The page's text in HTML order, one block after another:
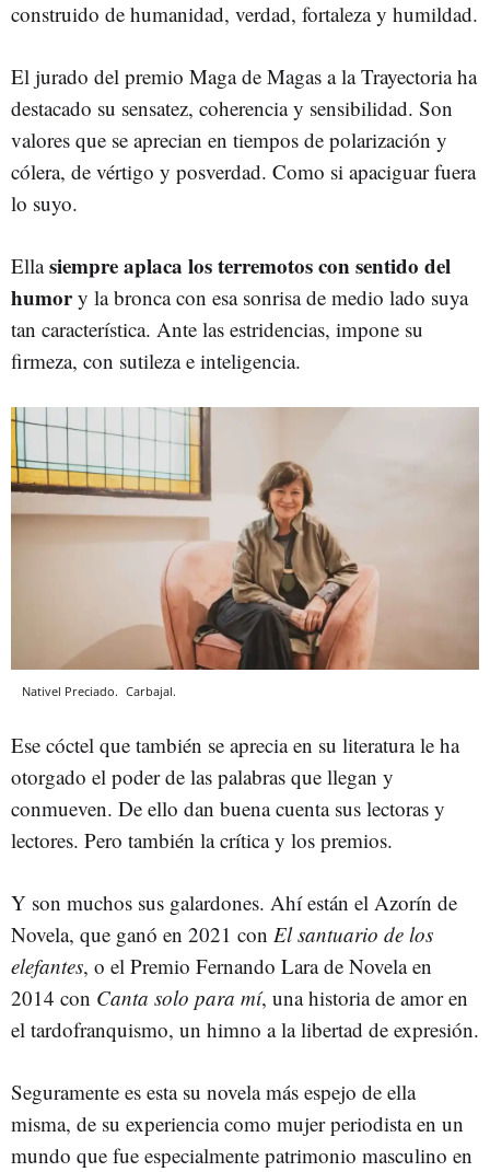
construido de humanidad, verdad, fortaleza y humildad.
El jurado del premio Maga de Magas a la Trayectoria ha
destacado su sensatez, coherencia y sensibilidad. Son
valores que se aprecian en tiempos de polarización y
cólera, de vértigo y posverdad. Como si apaciguar fuera
lo suyo.
Ellasiempre aplaca los terremotos con sentido del
humory la bronca con esa sonrisa de medio lado suya
tan característica. Ante las estridencias, impone su
firmeza, con sutileza e inteligencia.
Nativel Preciado. Carbajal.
Ese cóctel que también se aprecia en su literatura le ha
otorgado el poder de las palabras que llegan y
conmueven. De ello dan buena cuenta sus lectoras y
lectores. Pero también la crítica y los premios.
Y son muchos sus galardones. Ahí están el Azorín de
Novela, que ganó en 2021 con El santuario de los
elefantes, o el Premio Fernando Lara de Novela en
2014 con Canta solo para mí, una historia de amor en
el tardofranquismo, un himno a la libertad de expresión.
Seguramente es esta su novela más espejo de ella
misma, de su experiencia como mujer periodista en un
mundo que fue especialmente patrimonio masculino en